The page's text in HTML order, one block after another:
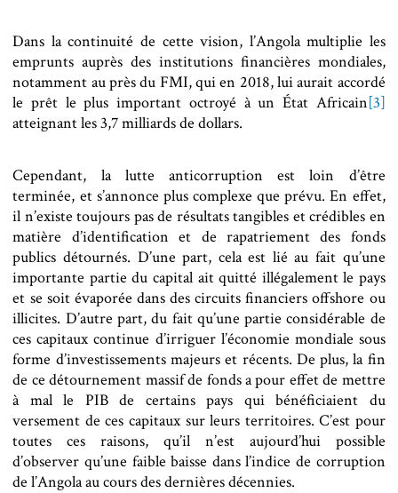
Dans la continuité de cette vision, l’Angola multiplie les
emprunts auprès des institutions financières mondiales,
notamment au près du FMI, qui en 2018, lui aurait accordé
le prêt le plus important octroyé à un État Africain[3]
atteignant les 3,7 milliards de dollars.
Cependant, la lutte anticorruption est loin d’être
terminée, et s’annonce plus complexe que prévu. En effet,
il n’existe toujours pas de résultats tangibles et crédibles en
matière d’identification et de rapatriement des fonds
publics détournés. D’une part, cela est lié au fait qu’une
importante partie du capital ait quitté illégalement le pays
et se soit évaporée dans des circuits financiers offshore ou
illicites. D’autre part, du fait qu’une partie considérable de
ces capitaux continue d’irriguer l’économie mondiale sous
forme d’investissements majeurs et récents. De plus, la fin
de ce détournement massif de fonds a pour effet de mettre
à mal le PIB de certains pays qui bénéficiaient du
versement de ces capitaux sur leurs territoires. C’est pour
toutes ces raisons, qu’il n’est aujourd’hui possible
d’observer qu’une faible baisse dans l’indice de corruption
de l’Angola au cours des dernières décennies.